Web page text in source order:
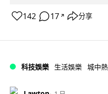
142 17 ↗ 分享
科技娛樂 生活娛樂 城中